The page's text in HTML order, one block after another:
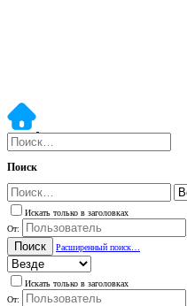
Поиск
Искать только в заголовках
От:
Поиск Расширенный поиск…
Искать только в заголовках
От: